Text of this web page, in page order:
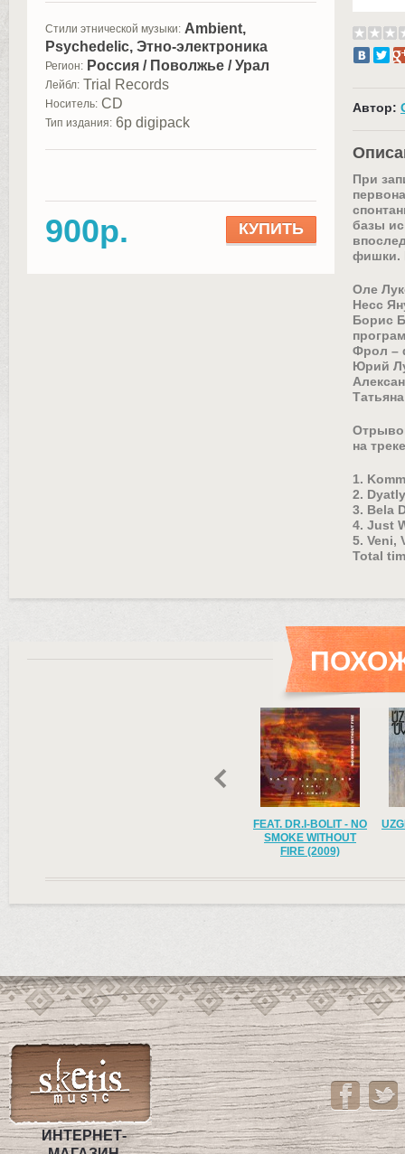
Стили этнической музыки: Ambient,
Psychedelic, Этно-электроника
Регион: Россия / Поволжье / Урал
Лейбл: Trial Records
Носитель: CD
Тип издания: 6p digipack
900р. КУПИТЬ
Автор:
При
базы
фишки.
Оле
Несс
Борис
Фрол –
Юрий
на
1.
2.
3. Bela
4. Just
5. Veni,
Total
FEAT. DR.I-BOLIT - NO
SMOKE WITHOUT
FIRE (2009)
ИНТЕРНЕТ-